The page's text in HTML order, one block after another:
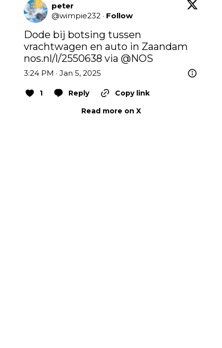
peter
@wimpie232 · Follow
Dode bij botsing tussen
nos.nl/l/2550638 via @NOS
3:24 PM · Jan 5, 2025
1 Reply
Copy link
Read more on X